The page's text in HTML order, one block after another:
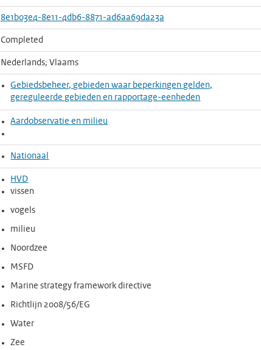
8e1b03e4-8e11-4db6-8871-ad6aa69da23a
Completed
Nederlands; Vlaams
Gebiedsbeheer, gebieden waar beperkingen gelden,
gereguleerde gebieden en rapportage-eenheden
Aardobservatie en milieu
Nationaal
HVD
vissen
vogels
milieu
Noordzee
MSFD
Marine strategy framework directive
Richtlijn 2008/56/EG
Water
Zee